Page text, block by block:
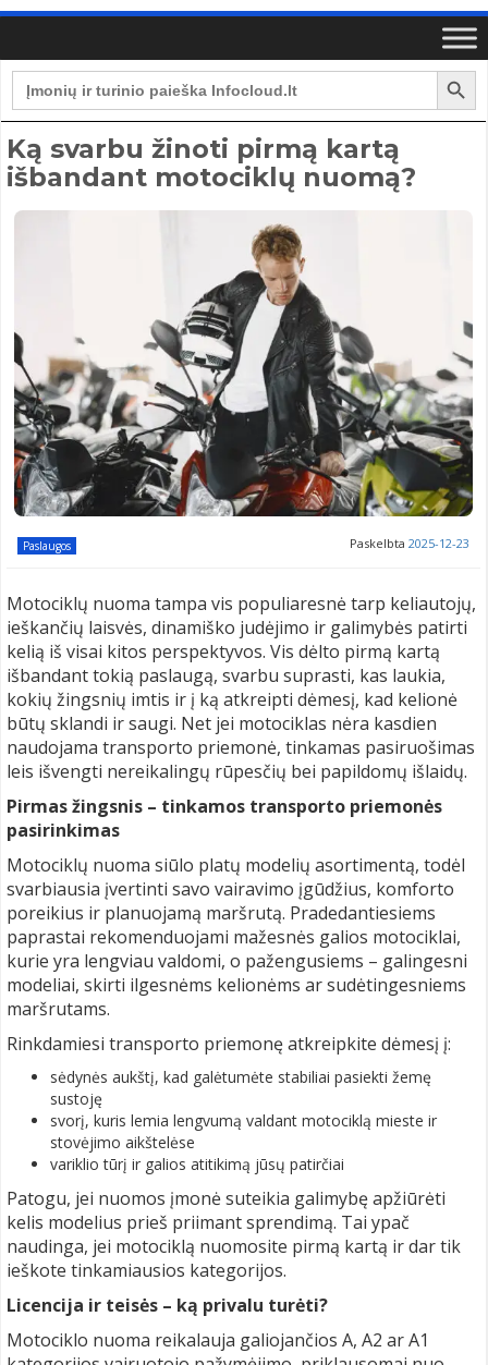
Search
for:
Search Button
Ką svarbu žinoti pirmą kartą
išbandant motociklų nuomą?
Paslaugos Paskelbta 2025-12-23
Motociklų nuoma tampa vis populiaresnė tarp keliautojų,
ieškančių laisvės, dinamiško judėjimo ir galimybės patirti
kelią iš visai kitos perspektyvos. Vis dėlto pirmą kartą
išbandant tokią paslaugą, svarbu suprasti, kas laukia,
kokių žingsnių imtis ir į ką atkreipti dėmesį, kad kelionė
būtų sklandi ir saugi. Net jei motociklas nėra kasdien
naudojama transporto priemonė, tinkamas pasiruošimas
leis išvengti nereikalingų rūpesčių bei papildomų išlaidų.
Pirmas žingsnis – tinkamos transporto priemonės
pasirinkimas
Motociklų nuoma siūlo platų modelių asortimentą, todėl
svarbiausia įvertinti savo vairavimo įgūdžius, komforto
poreikius ir planuojamą maršrutą. Pradedantiesiems
paprastai rekomenduojami mažesnės galios motociklai,
kurie yra lengviau valdomi, o pažengusiems – galingesni
modeliai, skirti ilgesnėms kelionėms ar sudėtingesniems
maršrutams.
Rinkdamiesi transporto priemonę atkreipkite dėmesį į:
sėdynės aukštį, kad galėtumėte stabiliai pasiekti žemę
sustoję
svorį, kuris lemia lengvumą valdant motociklą mieste ir
stovėjimo aikštelėse
variklio tūrį ir galios atitikimą jūsų patirčiai
Patogu, jei nuomos įmonė suteikia galimybę apžiūrėti
kelis modelius prieš priimant sprendimą. Tai ypač
naudinga, jei motociklą nuomosite pirmą kartą ir dar tik
ieškote tinkamiausios kategorijos.
Licencija ir teisės – ką privalu turėti?
Motociklo nuoma reikalauja galiojančios A, A2 ar A1